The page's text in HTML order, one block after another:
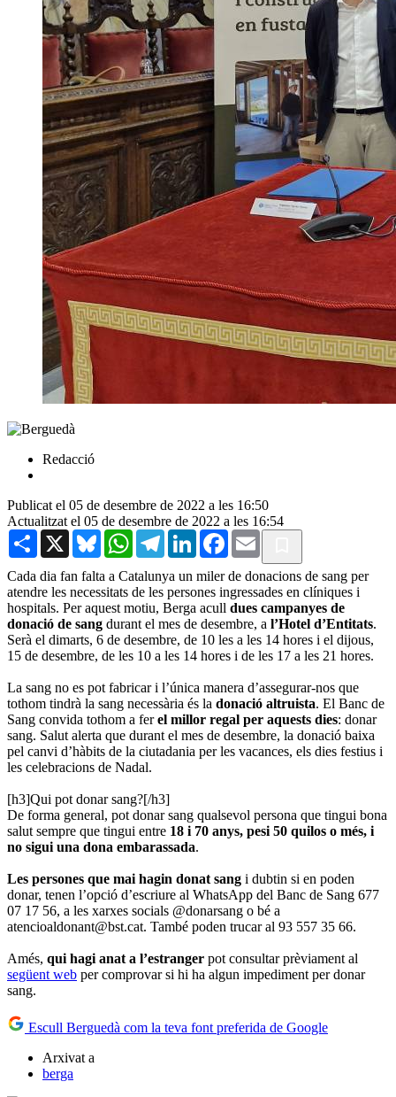
Redacció
Publicat el 05 de desembre de 2022 a les 16:50
Actualitzat el 05 de desembre de 2022 a les 16:54
Share X BlueskyWhatsAppTelegramLinkedInFacebook
Email
Cada dia fan falta a Catalunya un miler de donacions de sang per
atendre les necessitats de les persones ingressades en clíniques i
hospitals. Per aquest motiu, Berga acull dues campanyes de
donació de sang durant el mes de desembre, a l’Hotel d’Entitats.
Serà el dimarts, 6 de desembre, de 10 les a les 14 hores i el dijous,
15 de desembre, de les 10 a les 14 hores i de les 17 a les 21 hores.
La sang no es pot fabricar i l’única manera d’assegurar-nos que
tothom tindrà la sang necessària és la donació altruista. El Banc de
Sang convida tothom a ferel millor regal per aquests dies: donar
sang. Salut alerta que durant el mes de desembre, la donació baixa
pel canvi d’hàbits de la ciutadania per les vacances, els dies festius i
les celebracions de Nadal.
[h3]Qui pot donar sang?[/h3]
De forma general, pot donar sang qualsevol persona que tingui bona
salut sempre que tingui entre 18 i 70 anys, pesi 50 quilos o més, i
no sigui una dona embarassada.
Les persones que mai hagin donat sang i dubtin si en poden
donar, tenen l’opció d’escriure al WhatsApp del Banc de Sang 677
07 17 56, a les xarxes socials @donarsang o bé a
atencioaldonant@bst.cat. També poden trucar al 93 557 35 66.
Amés, qui hagi anat a l’estranger pot consultar prèviament al
següent web per comprovar si hi ha algun impediment per donar
sang.
Escull Berguedà com la teva font preferida de Google
Arxivat a
berga